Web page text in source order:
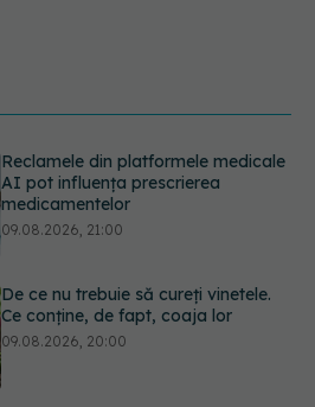
De ce nu trebuie să cureți vinetele.
Ce conține, de fapt, coaja lor
09.08.2026, 20:00
Excrescențele cutanate benigne în
zona genitală: cauze, simptome,
diagnostic și opțiuni de tratament